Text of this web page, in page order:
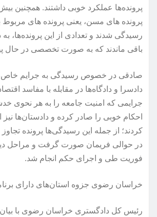
رسیدگی شدند و تعدادی از این پرونده‌ها،
باقی ماندند که به صورت تخصصی در حال
صادقی در خصوص رسیدگی به جرایم خاص،
دادسرا و دادگاه‌ها در مقابله با مفاسد
جرایمی که امنیت جامعه را به هر نحوی
احکام خوبی را صادر کرده و دادستان‌ها نیز
کردند؛ از جمله این رسیدگی‌ها پرونده
در حوالی فریمان صورت گرفت و مراحل
فوریت طی و اجرای حکم انجام شد.
خراسان رضوی جزوه استان‌های دارای
رئیس کل دادگستری خراسان رضوی با بیان